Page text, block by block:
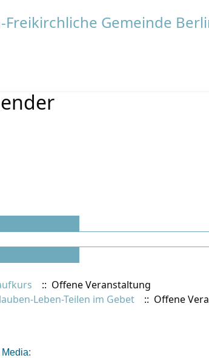
:: Offene Veranstaltung
Leben-Teilen im Gebet :: Offene